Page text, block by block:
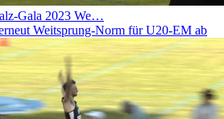
Gala 2023 We…
Weitsprung-Norm für U20-EM ab